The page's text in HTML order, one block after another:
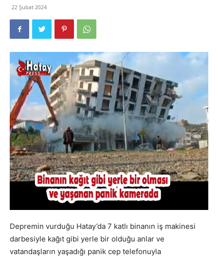
22 Şubat 2024
Depremin vurduğu Hatay’da 7 katlı binanın iş makinesi
darbesiyle kağıt gibi yerle bir olduğu anlar ve
vatandaşların yaşadığı panik cep telefonuyla